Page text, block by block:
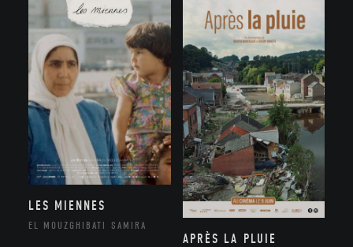
LES MIENNES
EL MOUZGHIBATI SAMIRA
APRÈS LA PLUIE